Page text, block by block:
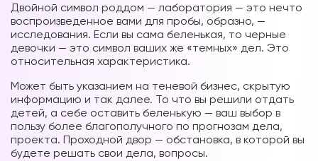
Двойной символ роддом — лаборатория — это нечто
воспроизведенное вами для пробы, образно, —
исследования. Если вы сама беленькая, то черные
девочки — это символ ваших же «темных» дел. Это
относительная характеристика.
Может быть указанием на теневой бизнес, скрытую
информацию и так далее. То что вы решили отдать
детей, а себе оставить беленькую — ваш выбор в
пользу более благополучного по прогнозам дела,
проекта. Проходной двор — обстановка, в которой вы
будете решать свои дела, вопросы.